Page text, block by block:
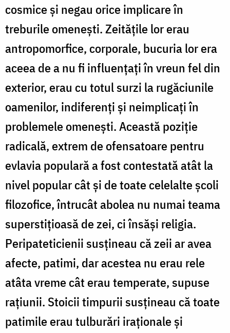
cosmice şi negau orice implicare în
treburile omeneşti. Zeităţile lor erau
antropomorfice, corporale, bucuria lor era
aceea de a nu fi influenţaţi în vreun fel din
exterior, erau cu totul surzi la rugăciunile
oamenilor, indiferenţi şi neimplicaţi în
problemele omeneşti. Această poziţie
radicală, extrem de ofensatoare pentru
evlavia populară a fost contestată atât la
nivel popular cât şi de toate celelalte şcoli
filozofice, întrucât abolea nu numai teama
superstiţioasă de zei, ci însăşi religia.
Peripateticienii susţineau că zeii ar avea
afecte, patimi, dar acestea nu erau rele
atâta vreme cât erau temperate, supuse
raţiunii. Stoicii timpurii susţineau că toate
patimile erau tulburări iraţionale şi